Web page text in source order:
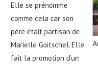
Elle se prénomme
comme cela car son
père était partisan de
Marielle Goitschel. Elle
fait la promotion d’un